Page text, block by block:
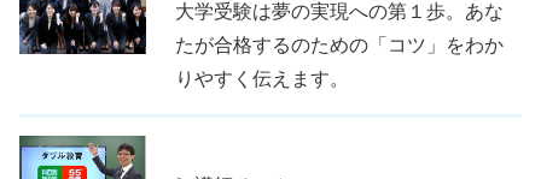
大学受験は夢の実現への第１歩。あな
たが合格するのための「コツ」をわか
りやすく伝えます。